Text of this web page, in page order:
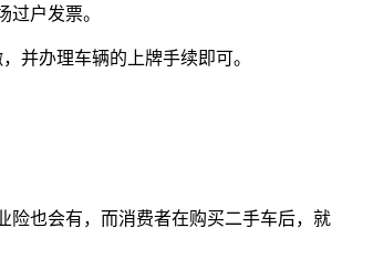
户发票。
并办理车辆的上牌手续即可。
险也会有，而消费者在购买二手车后，就